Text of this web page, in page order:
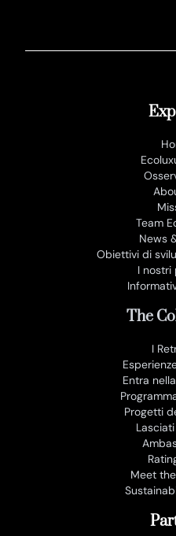
Team
News
Obiettivi di
I nostri
The
I
Entra
Progetti
Meet